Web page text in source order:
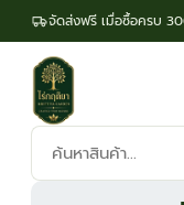
จัดส่งฟรี เมื่อซื้อครบ
ค้นหา
สินค้า: